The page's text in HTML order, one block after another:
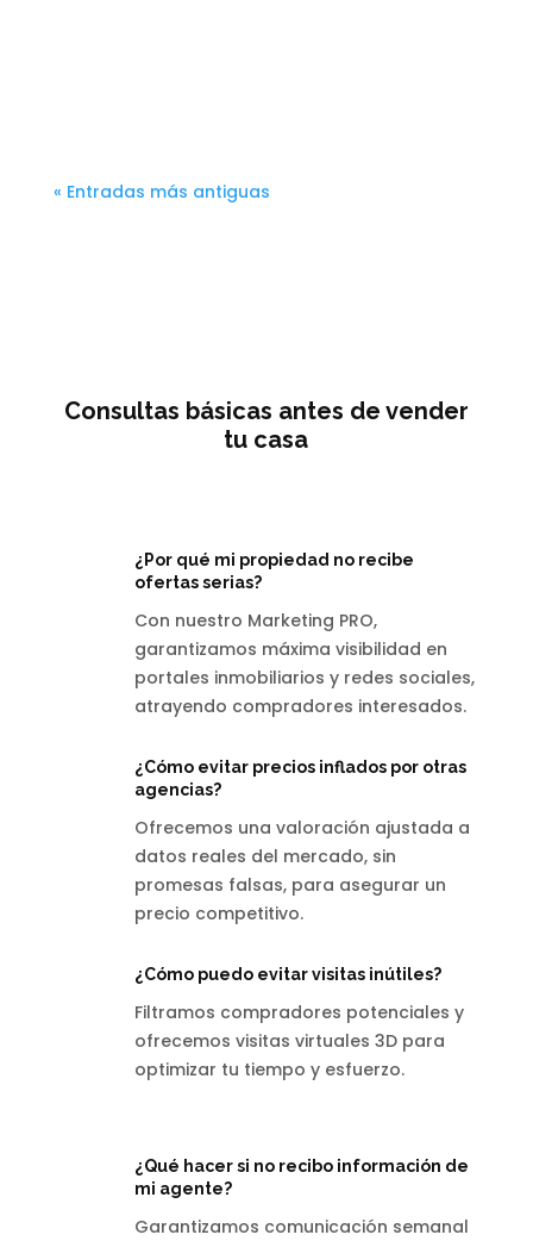
« Entradas más antiguas
Consultas básicas antes de vender
tu casa
¿Por qué mi propiedad no recibe
ofertas serias?
Con nuestro Marketing PRO,
garantizamos máxima visibilidad en
portales inmobiliarios y redes sociales,
atrayendo compradores interesados.
¿Cómo evitar precios inflados por otras
agencias?
Ofrecemos una valoración ajustada a
datos reales del mercado, sin
promesas falsas, para asegurar un
precio competitivo.
¿Cómo puedo evitar visitas inútiles?
Filtramos compradores potenciales y
ofrecemos visitas virtuales 3D para
optimizar tu tiempo y esfuerzo.
¿Qué hacer si no recibo información de
mi agente?
Garantizamos comunicación semanal